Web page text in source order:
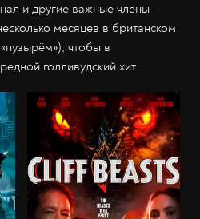
и другие важные члены
месяцев в британском
чтобы в
голливудский хит.